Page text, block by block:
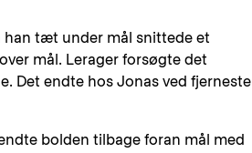
han tæt under mål snittede et
mål. Lerager forsøgte det
Det endte hos Jonas ved fjerneste
bolden tilbage foran mål med